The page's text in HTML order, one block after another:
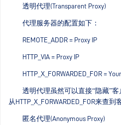
透明代理(Transparent Proxy)
代理服务器的配置如下：
REMOTE_ADDR = Proxy IP
HTTP_VIA = Proxy IP
HTTP_X_FORWARDED_FOR =
透明代理虽然可以直接“隐藏”客
从HTTP_X_FORWARDED_FOR来查到
匿名代理(Anonymous Proxy)